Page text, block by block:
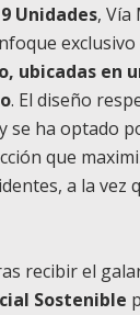
Unidades, Vía
exclusivo
ubicadas en
. El diseño
se ha optado
que
a la vez
recibir el
Sostenible